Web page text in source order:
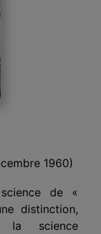
1960)
de «
distinction,
la science